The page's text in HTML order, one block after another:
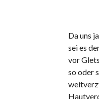
Da uns
sei es
vor
so oder